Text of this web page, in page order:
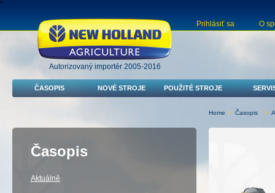
"
Autorizovaný importér 2005-2016
Prihlásiť sa O
ČASOPIS NOVÉ STROJE POUŽITÉ STROJE
Home > Časopis >
Časopis
Aktuálně